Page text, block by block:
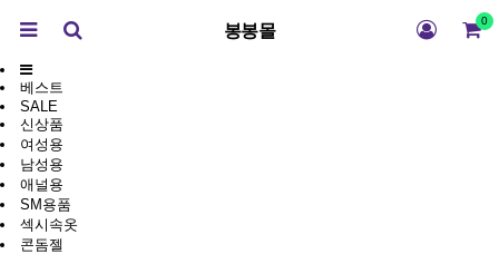
봉봉몰 0
베스트
SALE
신상품
여성용
남성용
애널용
SM용품
섹시속옷
콘돔젤